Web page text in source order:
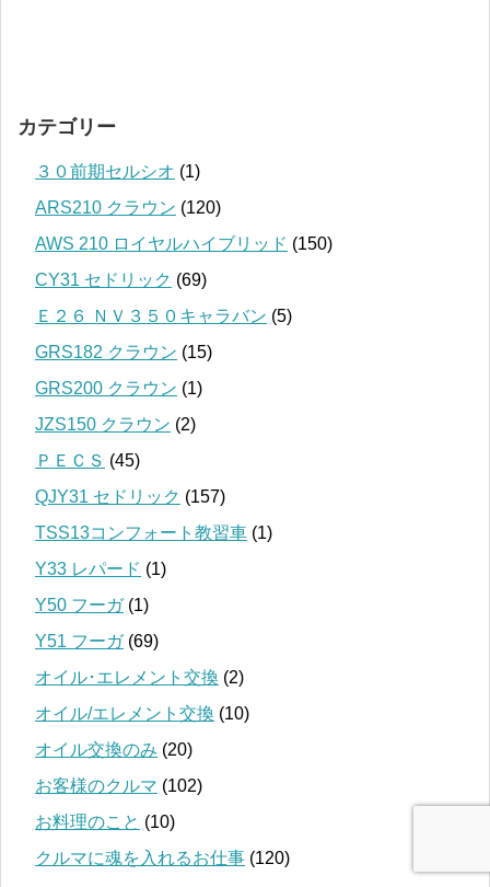
カテゴリー
３０前期セルシオ (1)
ARS210 クラウン (120)
AWS 210 ロイヤルハイブリッド (150)
CY31 セドリック (69)
Ｅ２６ ＮＶ３５０キャラバン (5)
GRS182 クラウン (15)
GRS200 クラウン (1)
JZS150 クラウン (2)
ＰＥＣＳ (45)
QJY31 セドリック (157)
TSS13コンフォート教習車 (1)
Y33 レパード (1)
Y50 フーガ(1)
Y51 フーガ(69)
オイル･エレメント交換 (2)
オイル/エレメント交換 (10)
オイル交換のみ (20)
お客様のクルマ (102)
お料理のこと (10)
クルマに魂を入れるお仕事 (120)